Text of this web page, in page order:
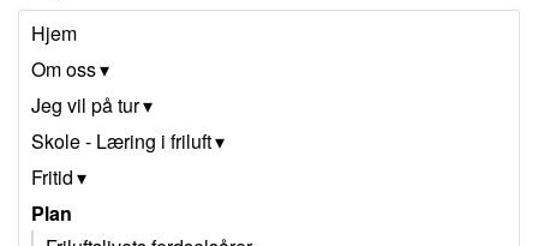
Hjem
Om oss
Jeg vil på tur
Skole - Læring i friluft
Fritid
Plan